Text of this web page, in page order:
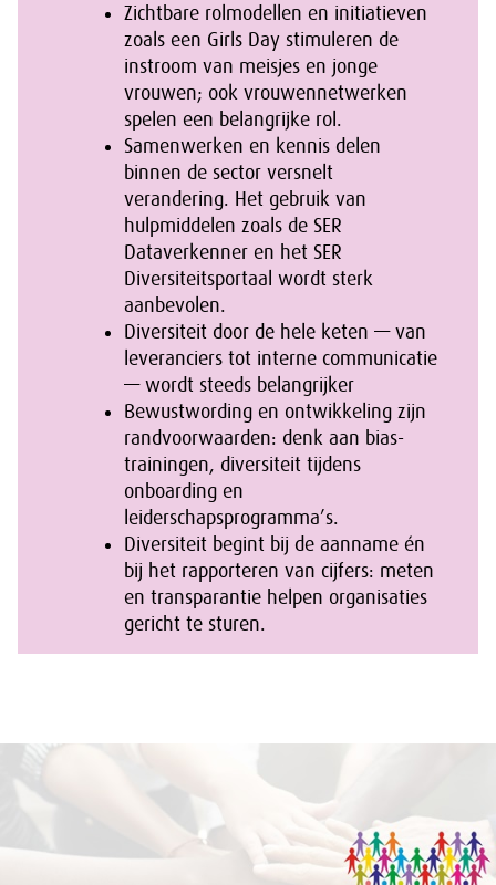
Zichtbare rolmodellen en initiatieven
zoals een Girls Day stimuleren de
instroom van meisjes en jonge
vrouwen; ook vrouwennetwerken
spelen een belangrijke rol.
Samenwerken en kennis delen
binnen de sector versnelt
verandering. Het gebruik van
hulpmiddelen zoals de SER
Dataverkenner en het SER
Diversiteitsportaal wordt sterk
aanbevolen.
Diversiteit door de hele keten — van
leveranciers tot interne communicatie
— wordt steeds belangrijker
Bewustwording en ontwikkeling zijn
randvoorwaarden: denk aan bias-
trainingen, diversiteit tijdens
onboarding en
leiderschapsprogramma’s.
Diversiteit begint bij de aanname én
bij het rapporteren van cijfers: meten
en transparantie helpen organisaties
gericht te sturen.